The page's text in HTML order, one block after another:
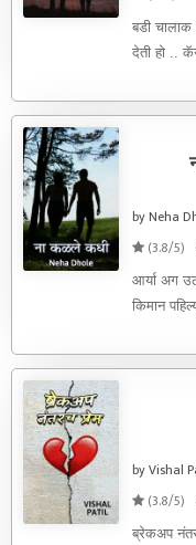
बडी
देती हो ..
by Neha
(3.8/5)
आर्या अग
किमान
by Vishal
(3.8/5)
ब्रेकअप